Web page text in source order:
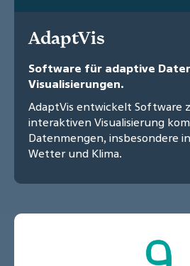
AdaptVis
Software für adaptive
Visualisierungen.
AdaptVis entwickelt Software
interaktiven Visualisierung
Datenmengen, insbesondere
Wetter und Klima.